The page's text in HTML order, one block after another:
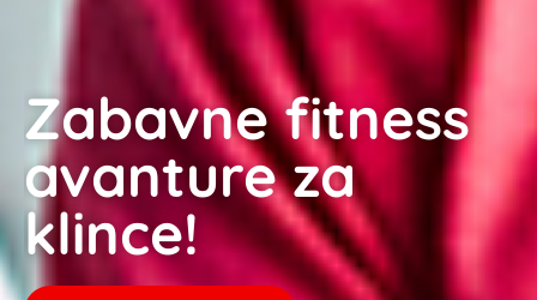
Zabavne fitness
avanture za
klince!